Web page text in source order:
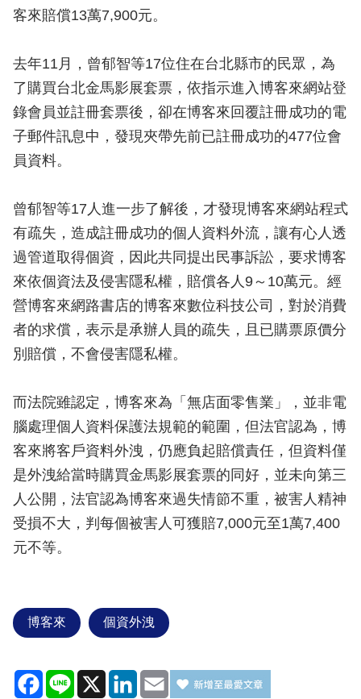
客來賠償13萬7,900元。
去年11月，曾郁智等17位住在台北縣市的民眾，為
了購買台北金馬影展套票，依指示進入博客來網站登
錄會員並註冊套票後，卻在博客來回覆註冊成功的電
子郵件訊息中，發現夾帶先前已註冊成功的477位會
員資料。
曾郁智等17人進一步了解後，才發現博客來網站程式
有疏失，造成註冊成功的個人資料外流，讓有心人透
過管道取得個資，因此共同提出民事訴訟，要求博客
來依個資法及侵害隱私權，賠償各人9～10萬元。經
營博客來網路書店的博客來數位科技公司，對於消費
者的求償，表示是承辦人員的疏失，且已購票原價分
別賠償，不會侵害隱私權。
而法院雖認定，博客來為「無店面零售業」，並非電
腦處理個人資料保護法規範的範圍，但法官認為，博
客來將客戶資料外洩，仍應負起賠償責任，但資料僅
是外洩給當時購買金馬影展套票的同好，並未向第三
人公開，法官認為博客來過失情節不重，被害人精神
受損不大，判每個被害人可獲賠7,000元至1萬7,400
元不等。
博客來 個資外洩
Facebook
Line X LinkedIn
Email